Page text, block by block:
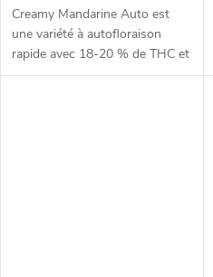
Creamy Mandarine Auto est
une variété à autofloraison
rapide avec 18-20 % de THC et
un cycle de vie de seulement 9